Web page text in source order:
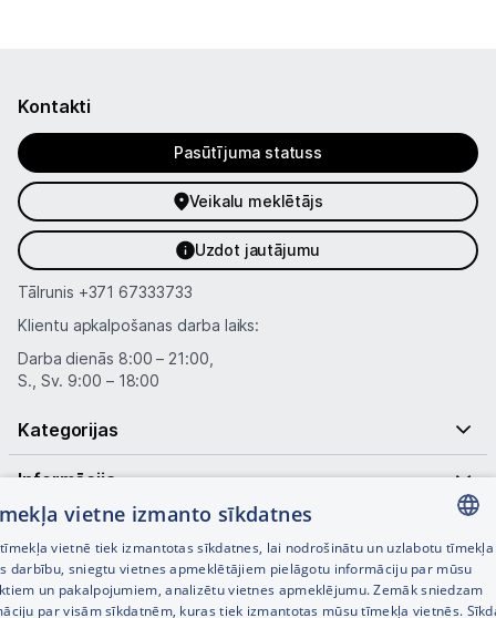
Kontakti
Pasūtījuma statuss
Veikalu meklētājs
Uzdot jautājumu
Tālrunis +371 67333733
Klientu apkalpošanas darba laiks:
Darba dienās 8:00 – 21:00,
S., Sv. 9:00 – 18:00
Kategorijas
Informācija
Noderīgas saites
LATVIAN
RUSSIAN
vietne izmanto sīkdatnes
vietnē tiek izmantotas sīkdatnes, lai nodrošinātu un uzlabotu tīmekļa
darbību, sniegtu vietnes apmeklētājiem pielāgotu informāciju par mūsu
un pakalpojumiem, analizētu vietnes apmeklējumu. Zemāk sniedzam
par visām sīkdatnēm, kuras tiek izmantotas mūsu tīmekļa vietnēs.